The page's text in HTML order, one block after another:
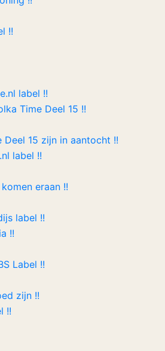
!!
label !!
Time Deel 15 !!
15 zijn in aantocht !!
label !!
eraan !!
label !!
!!
Label !!
zijn !!
!!